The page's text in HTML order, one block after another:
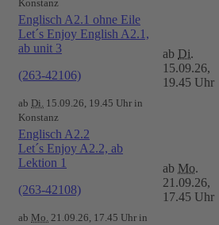
Konstanz
Englisch A2.1 ohne Eile
Let´s Enjoy English A2.1,
ab unit 3
(263-42106)
ab Di. 15.09.26, 19.45 Uhr in
Konstanz
ab Di.
15.09.26,
19.45 Uhr
Englisch A2.2
Let´s Enjoy A2.2, ab
Lektion 1
(263-42108)
ab Mo. 21.09.26, 17.45 Uhr in
ab Mo.
21.09.26,
17.45 Uhr